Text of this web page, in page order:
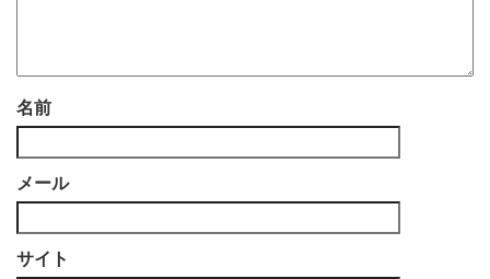
名前
メール
サイト